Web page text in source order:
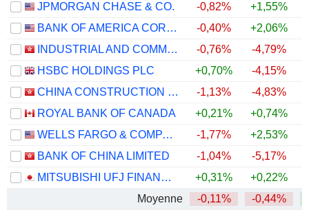
JPMORGAN CHASE & CO.
-0,82% +1,55%
BANK OF AMERICA CORPORATION
-0,40% +2,06%
INDUSTRIAL AND COMMERCIAL BANK OF CHINA LIMITED
-0,76% -4,79%
HSBC HOLDINGS PLC
+0,70% -4,15%
CHINA CONSTRUCTION BANK CORPORATION
-1,13% -4,83%
ROYAL BANK OF CANADA
+0,21% +0,74%
WELLS FARGO & COMPANY
-1,77% +2,53%
BANK OF CHINA LIMITED
-1,04% -5,17%
MITSUBISHI UFJ FINANCIAL GROUP, INC.
+0,31% +0,22%
Moyenne
-0,11% -0,44%